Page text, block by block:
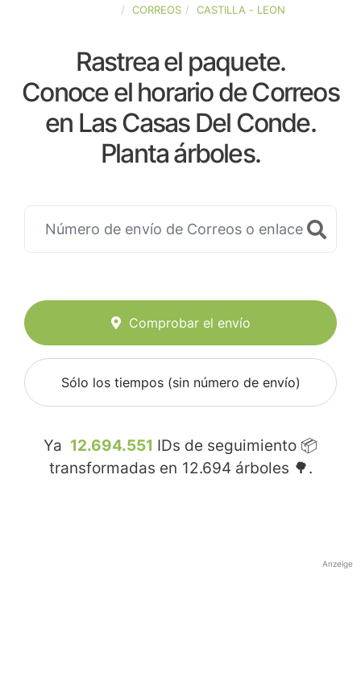
CORREOS CASTILLA - LEON
Rastrea el paquete.
Conoce el horario de Correos
en Las Casas Del Conde.
Planta árboles.
Comprobar el envío
Sólo los tiempos (sin número de envío)
Ya 12.694.551 IDs de seguimiento 📦
transformadas en 12.694 árboles 🌳.
Anzeige